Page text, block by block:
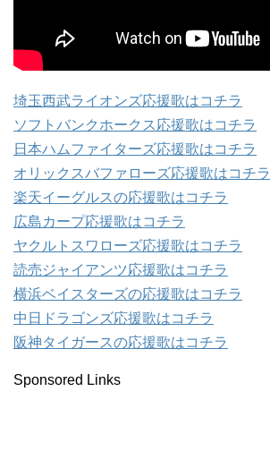
埼玉西武ライオンズ応援歌はコチラ
ソフトバンクホークス応援歌はコチラ
日本ハムファイターズ応援歌はコチラ
オリックスバファローズ応援歌はコチラ
楽天イーグルスの応援歌はコチラ
広島カープ応援歌はコチラ
ヤクルトスワローズ応援歌はコチラ
読売ジャイアンツ応援歌はコチラ
横浜ベイスターズの応援歌はコチラ
中日ドラゴンズ応援歌はコチラ
阪神タイガースの応援歌はコチラ
Sponsored Links